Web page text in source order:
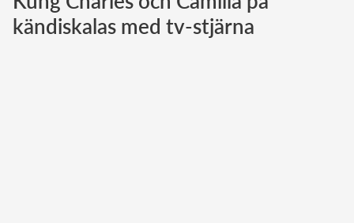
Norska kungahuset
kändiskalas med tv-stjärna